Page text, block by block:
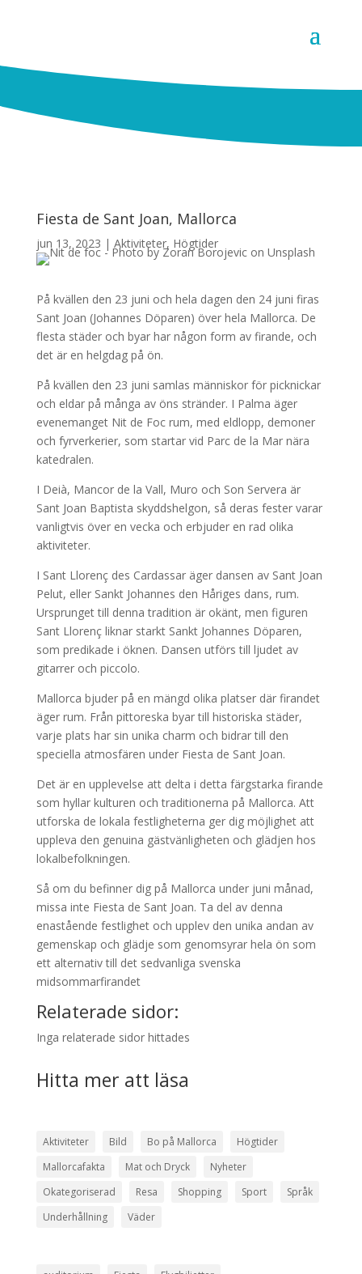
Fiesta de Sant Joan, Mallorca
jun 13, 2023 | Aktiviteter, Högtider
På kvällen den 23 juni och hela dagen den 24 juni firas
Sant Joan (Johannes Döparen) över hela Mallorca. De
flesta städer och byar har någon form av firande, och
det är en helgdag på ön.
På kvällen den 23 juni samlas människor för picknickar
och eldar på många av öns stränder. I Palma äger
evenemanget Nit de Foc rum, med eldlopp, demoner
och fyrverkerier, som startar vid Parc de la Mar nära
katedralen.
I Deià, Mancor de la Vall, Muro och Son Servera är
Sant Joan Baptista skyddshelgon, så deras fester varar
vanligtvis över en vecka och erbjuder en rad olika
aktiviteter.
I Sant Llorenç des Cardassar äger dansen av Sant Joan
Pelut, eller Sankt Johannes den Håriges dans, rum.
Ursprunget till denna tradition är okänt, men figuren
Sant Llorenç liknar starkt Sankt Johannes Döparen,
som predikade i öknen. Dansen utförs till ljudet av
gitarrer och piccolo.
Mallorca bjuder på en mängd olika platser där firandet
äger rum. Från pittoreska byar till historiska städer,
varje plats har sin unika charm och bidrar till den
speciella atmosfären under Fiesta de Sant Joan.
Det är en upplevelse att delta i detta färgstarka firande
som hyllar kulturen och traditionerna på Mallorca. Att
utforska de lokala festligheterna ger dig möjlighet att
uppleva den genuina gästvänligheten och glädjen hos
lokalbefolkningen.
Så om du befinner dig på Mallorca under juni månad,
missa inte Fiesta de Sant Joan. Ta del av denna
enastående festlighet och upplev den unika andan av
gemenskap och glädje som genomsyrar hela ön som
ett alternativ till det sedvanliga svenska
midsommarfirandet
Relaterade sidor:
Inga relaterade sidor hittades
Hitta mer att läsa
Aktiviteter Bild Bo på Mallorca
Högtider
Mallorcafakta
Mat och Dryck
Nyheter
Okategoriserad
Resa Shopping Sport
Språk
Underhållning
Väder